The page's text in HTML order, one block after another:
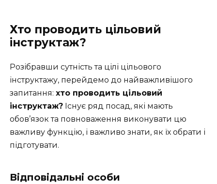
Хто проводить цільовий
інструктаж?
Розібравши сутність та цілі цільового
інструктажу, перейдемо до найважливішого
запитання: хто проводить цільовий
інструктаж? Існує ряд посад, які мають
обов’язок та повноваження виконувати цю
важливу функцію, і важливо знати, як їх обрати і
підготувати.
Відповідальні особи